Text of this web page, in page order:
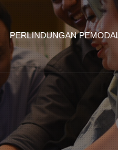
PERLINDUNGAN PEMODAL
[03